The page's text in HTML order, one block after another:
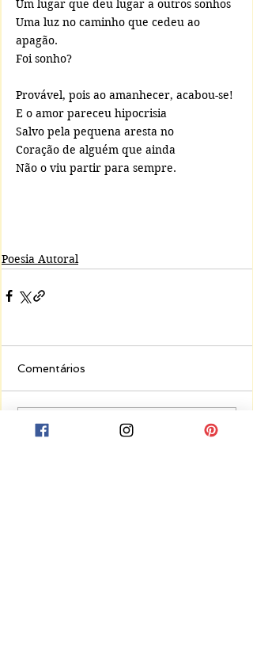
Um lugar que deu lugar a outros sonhos
Uma luz no caminho que cedeu ao
apagão.
Foi sonho?
Provável, pois ao amanhecer, acabou-se!
E o amor pareceu hipocrisia
Salvo pela pequena aresta no
Coração de alguém que ainda
Não o viu partir para sempre.
Poesia Autoral
Comentários
Escreva um comentário